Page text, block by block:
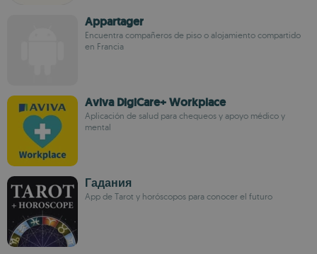
Appartager
Encuentra compañeros de piso o alojamiento compartido
en Francia
Aviva DigiCare+ Workplace
Aplicación de salud para chequeos y apoyo médico y
mental
Гадания
App de Tarot y horóscopos para conocer el futuro